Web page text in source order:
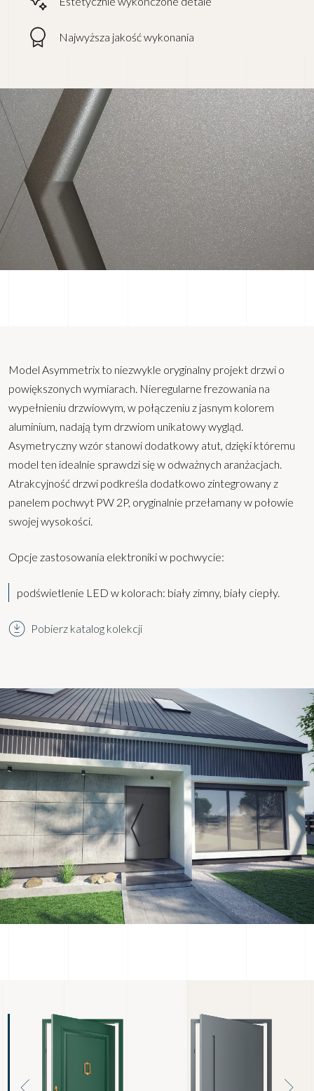
Najwyższa jakość wykonania
Model Asymmetrix to niezwykle oryginalny projekt drzwi o
powiększonych wymiarach. Nieregularne frezowania na
wypełnieniu drzwiowym, w połączeniu z jasnym kolorem
aluminium, nadają tym drzwiom unikatowy wygląd.
Asymetryczny wzór stanowi dodatkowy atut, dzięki któremu
model ten idealnie sprawdzi się w odważnych aranżacjach.
Atrakcyjność drzwi podkreśla dodatkowo zintegrowany z
panelem pochwyt PW 2P, oryginalnie przełamany w połowie
swojej wysokości.
Opcje zastosowania elektroniki w pochwycie:
podświetlenie LED w kolorach: biały zimny, biały ciepły.
Pobierz katalog kolekcji